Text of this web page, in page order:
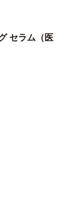
セラム（医